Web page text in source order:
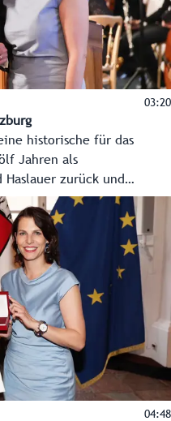
03:20
historische für das
Jahren als
zurück und
ihrer Wahl durch den
Stationen dieser
bis zum
a. D. - gibt es im
04:48